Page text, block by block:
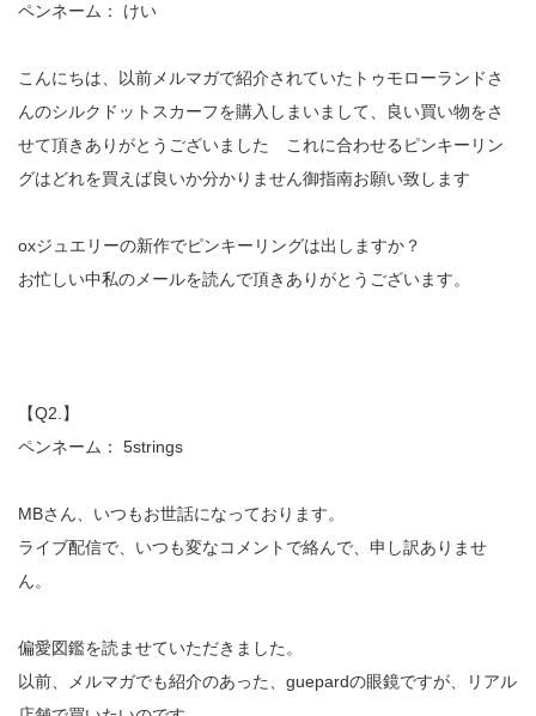
ペンネーム： けい
こんにちは、以前メルマガで紹介されていたトゥモローランドさ
んのシルクドットスカーフを購入しまいまして、良い買い物をさ
せて頂きありがとうございました これに合わせるピンキーリン
グはどれを買えば良いか分かりません御指南お願い致します
oxジュエリーの新作でピンキーリングは出しますか？
お忙しい中私のメールを読んで頂きありがとうございます。
【Q2.】
ペンネーム： 5strings
MBさん、いつもお世話になっております。
ライブ配信で、いつも変なコメントで絡んで、申し訳ありませ
ん。
偏愛図鑑を読ませていただきました。
以前、メルマガでも紹介のあった、guepardの眼鏡ですが、リアル